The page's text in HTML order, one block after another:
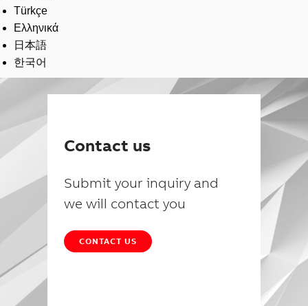
Türkçe
Ελληνικά
日本語
한국어
Contact us
Submit your inquiry and
we will contact you
CONTACT US